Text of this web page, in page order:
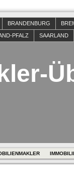
BRANDENBURG
PFALZ SAARLAND